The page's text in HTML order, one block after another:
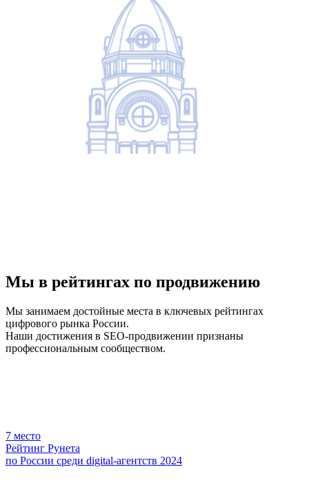
Мы в рейтингах по продвижению
Мы занимаем достойные места в ключевых рейтингах
цифрового рынка России.
Наши достижения в SEO-продвижении признаны
профессиональным сообществом.
7 место
Рейтинг Рунета
по России среди digital-агентств 2024